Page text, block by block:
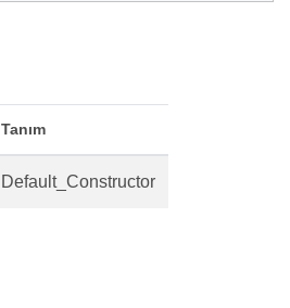
Tanım
Default_Constructor